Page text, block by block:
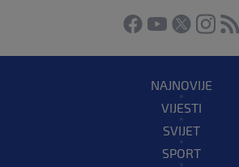
NAJNOVIJE
VIJESTI
SVIJET
SPORT